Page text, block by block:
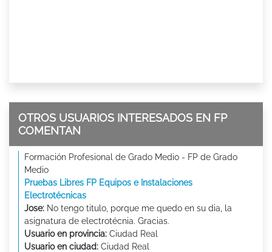
OTROS USUARIOS INTERESADOS EN FP
COMENTAN
Formación Profesional de Grado Medio - FP de Grado
Medio
Pruebas Libres FP Equipos e Instalaciones
Electrotécnicas
Jose: No tengo titulo, porque me quedo en su dia, la
asignatura de electrotécnia. Gracias.
Usuario en provincia: Ciudad Real
Usuario en ciudad: Ciudad Real